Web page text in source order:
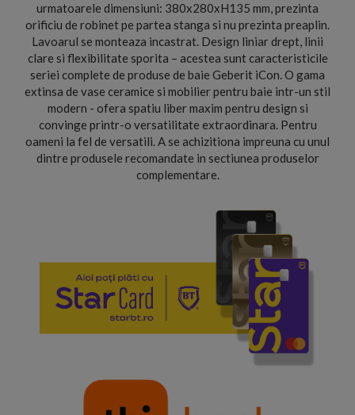
urmatoarele dimensiuni: 380x280xH135 mm, prezinta
orificiu de robinet pe partea stanga si nu prezinta preaplin.
Lavoarul se monteaza incastrat. Design liniar drept, linii
clare si flexibilitate sporita – acestea sunt caracteristicile
seriei complete de produse de baie Geberit iCon. O gama
extinsa de vase ceramice si mobilier pentru baie intr-un stil
modern - ofera spatiu liber maxim pentru design si
convinge printr-o versatilitate extraordinara. Pentru
oameni la fel de versatili. A se achizitiona impreuna cu unul
dintre produsele recomandate in sectiunea produselor
complementare.